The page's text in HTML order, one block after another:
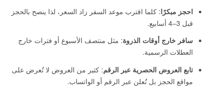
احجز مبكرًا: كلما اقترب موعد السفر زاد السعر، لذا ينصح بالحجز
قبل 3–4 أسابيع.
سافر خارج أوقات الذروة: مثل منتصف الأسبوع أو فترات خارج
العطلات الرسمية.
تابع العروض الحصرية عبر الرقم: كثير من العروض لا تُعرض على
مواقع الحجز بل تُعلن عبر الرقم أو الواتساب.